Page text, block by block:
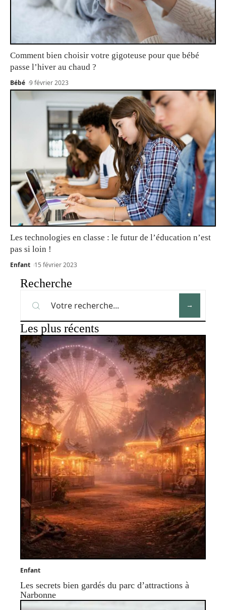
Comment bien choisir votre gigoteuse pour que bébé
passe l’hiver au chaud ?
Bébé 9 février 2023
Les technologies en classe : le futur de l’éducation n’est
pas si loin !
Enfant 15 février 2023
Recherche
Les plus récents
Enfant
Les secrets bien gardés du parc d’attractions à
Narbonne